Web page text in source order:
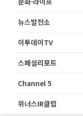
뉴스발전소
이투데이TV
스페셜리포트
Channel 5
위너스IR클럽